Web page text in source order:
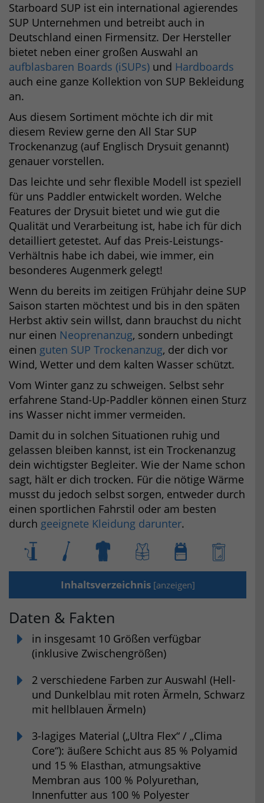
Starboard SUP ist ein international agierendes
SUP Unternehmen und betreibt auch in
Deutschland einen Firmensitz. Der Hersteller
bietet neben einer großen Auswahl an
aufblasbaren Boards (iSUPs) und Hardboards
auch eine ganze Kollektion von SUP Bekleidung
an.
Aus diesem Sortiment möchte ich dir mit
diesem Review gerne den All Star SUP
Trockenanzug (auf Englisch Drysuit genannt)
genauer vorstellen.
Das leichte und sehr flexible Modell ist speziell
für uns Paddler entwickelt worden. Welche
Features der Drysuit bietet und wie gut die
Qualität und Verarbeitung ist, habe ich für dich
detailliert getestet. Auf das Preis-Leistungs-
Verhältnis habe ich dabei, wie immer, ein
besonderes Augenmerk gelegt!
Wenn du bereits im zeitigen Frühjahr deine SUP
Saison starten möchtest und bis in den späten
Herbst aktiv sein willst, dann brauchst du nicht
nur einen Neoprenanzug, sondern unbedingt
einen guten SUP Trockenanzug, der dich vor
Wind, Wetter und dem kalten Wasser schützt.
Vom Winter ganz zu schweigen. Selbst sehr
erfahrene Stand-Up-Paddler können einen Sturz
ins Wasser nicht immer vermeiden.
Damit du in solchen Situationen ruhig und
gelassen bleiben kannst, ist ein Trockenanzug
dein wichtigster Begleiter. Wie der Name schon
sagt, hält er dich trocken. Für die nötige Wärme
musst du jedoch selbst sorgen, entweder durch
einen sportlichen Fahrstil oder am besten
durch geeignete Kleidung darunter.
Inhaltsverzeichnis [anzeigen]
Daten & Fakten
in insgesamt 10 Größen verfügbar
(inklusive Zwischengrößen)
2 verschiedene Farben zur Auswahl (Hell-
und Dunkelblau mit roten Ärmeln, Schwarz
mit hellblauen Ärmeln)
3-lagiges Material („Ultra Flex“ / „Clima
Core“): äußere Schicht aus 85 % Polyamid
und 15 % Elasthan, atmungsaktive
Membran aus 100 % Polyurethan,
Innenfutter aus 100 % Polyester